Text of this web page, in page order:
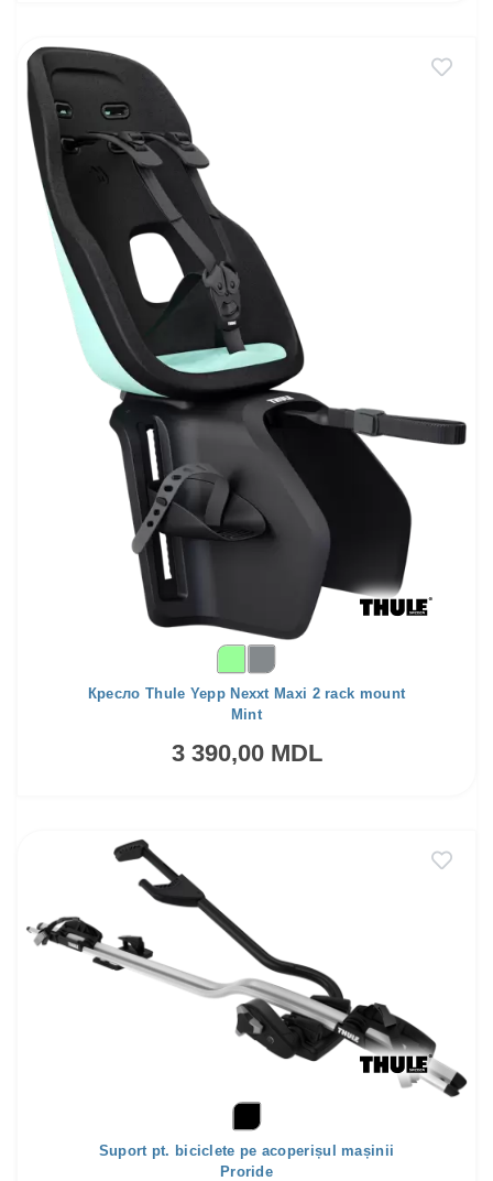
Кресло Thule Yepp Nexxt Maxi 2 rack mount
Mint
3 390,00 MDL
Suport pt. biciclete pe acoperișul mașinii
Proride